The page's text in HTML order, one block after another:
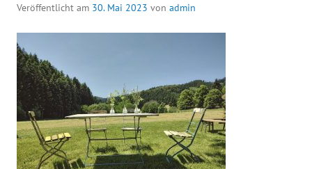
Veröffentlicht am 30. Mai 2023 von admin